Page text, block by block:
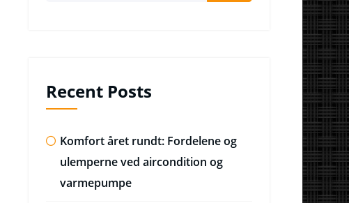
Recent Posts
Komfort året rundt: Fordelene og
ulemperne ved aircondition og
varmepumpe